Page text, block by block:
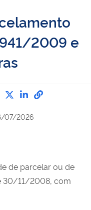
2009 e
no
Compartilhe no
Compartilhe no
Compartilhe
07/2026
de parcelar ou de
30/11/2008, com